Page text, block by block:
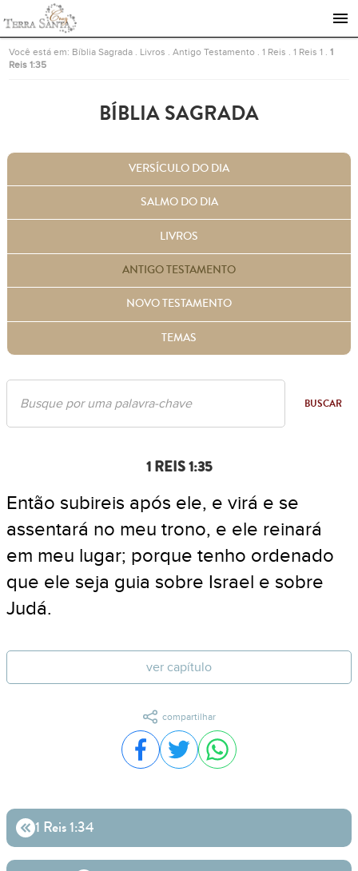
Ir para a página inicial
Você está em: Bíblia Sagrada Livros .Antigo Testamento .1 Reis .1 Reis 1 .1
Reis 1:35
BÍBLIA SAGRADA
VERSÍCULO DO DIA
SALMO DO DIA
LIVROS
ANTIGO TESTAMENTO
NOVO TESTAMENTO
TEMAS
BUSCAR
1 REIS 1:35
Então subireis após ele, e virá e se
assentará no meu trono, e ele reinará
em meu lugar; porque tenho ordenado
que ele seja guia sobre Israel e sobre
Judá.
ver capítulo
compartilhar
Compartilhar no Facebook
Compartilhar no Twitter
Compartilhar no
1 Reis 1:34